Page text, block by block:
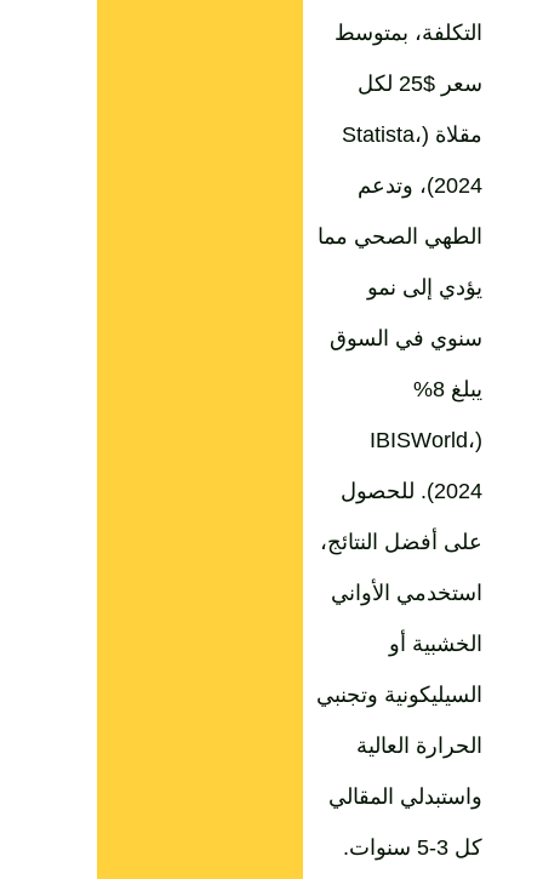
التكلفة، بمتوسط
سعر $25 لكل
مقلاة (Statista،
2024)، وتدعم
الطهي الصحي مما
يؤدي إلى نمو
سنوي في السوق
يبلغ 8%
(IBISWorld،
2024). للحصول
على أفضل النتائج،
استخدمي الأواني
الخشبية أو
السيليكونية وتجنبي
الحرارة العالية
واستبدلي المقالي